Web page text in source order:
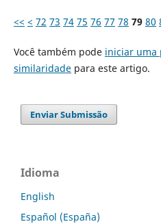
<< < 72 73 74 75 76 77 78 79 80
Você também pode iniciar uma
similaridadepara este artigo.
Enviar Submissão
Idioma
English
Español (España)